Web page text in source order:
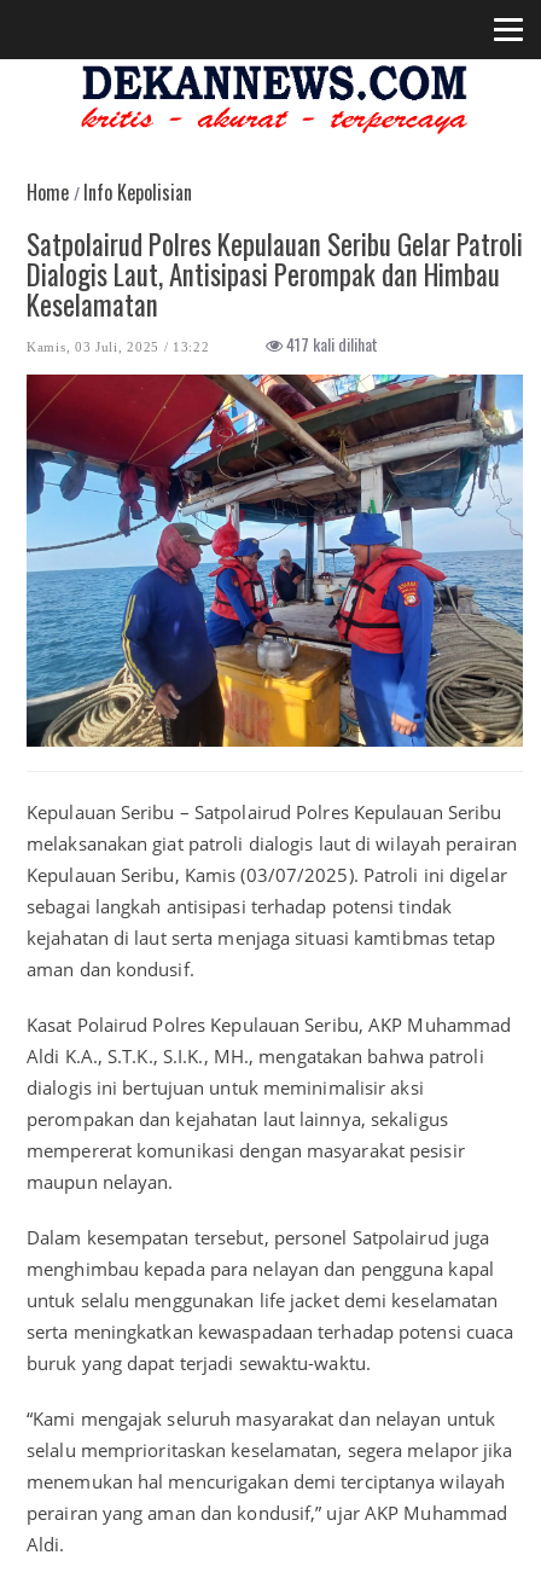
Home/Info Kepolisian
Satpolairud Polres Kepulauan Seribu Gelar Patroli
Dialogis Laut, Antisipasi Perompak dan Himbau
Keselamatan
Kamis, 03 Juli, 2025 / 13:22 417 kali dilihat
Kepulauan Seribu – Satpolairud Polres Kepulauan Seribu
melaksanakan giat patroli dialogis laut di wilayah perairan
Kepulauan Seribu, Kamis (03/07/2025). Patroli ini digelar
sebagai langkah antisipasi terhadap potensi tindak
kejahatan di laut serta menjaga situasi kamtibmas tetap
aman dan kondusif.
Kasat Polairud Polres Kepulauan Seribu, AKP Muhammad
Aldi K.A., S.T.K., S.I.K., MH., mengatakan bahwa patroli
dialogis ini bertujuan untuk meminimalisir aksi
perompakan dan kejahatan laut lainnya, sekaligus
mempererat komunikasi dengan masyarakat pesisir
maupun nelayan.
Dalam kesempatan tersebut, personel Satpolairud juga
menghimbau kepada para nelayan dan pengguna kapal
untuk selalu menggunakan life jacket demi keselamatan
serta meningkatkan kewaspadaan terhadap potensi cuaca
buruk yang dapat terjadi sewaktu-waktu.
“Kami mengajak seluruh masyarakat dan nelayan untuk
selalu memprioritaskan keselamatan, segera melapor jika
menemukan hal mencurigakan demi terciptanya wilayah
perairan yang aman dan kondusif,” ujar AKP Muhammad
Aldi.